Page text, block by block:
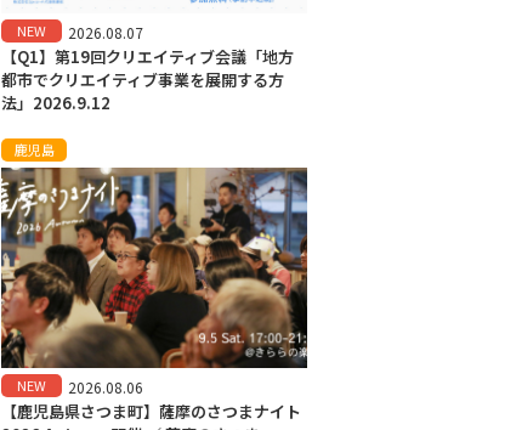
NEW 2026.08.07
【Q1】第19回クリエイティブ会議「地方
都市でクリエイティブ事業を展開する方
法」2026.9.12
鹿児島
NEW 2026.08.06
【鹿児島県さつま町】薩摩のさつまナイト